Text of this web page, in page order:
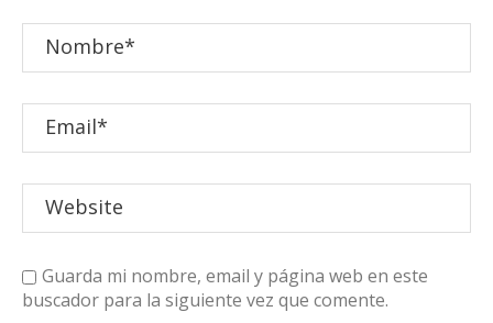
Guarda mi nombre, email y página web en este
buscador para la siguiente vez que comente.